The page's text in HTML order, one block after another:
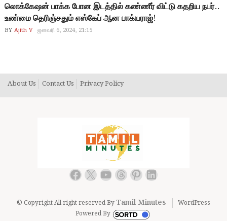
லொக்கேஷன் பாக்க போன இடத்தில் கண்ணீர் விட்டு கதறிய நபர்..
உண்மை தெரிஞ்சதும் எஸ்கேப் ஆன பாக்யராஜ்!
BY Ajith V ஜனவரி 6, 2024, 21:15
About Us Contact Us Privacy Policy
Facebook
X YouTube
Threads
Pinterest
LinkedIn
© Copyright All right reserved ByTamil Minutes
WordPress
Powered By